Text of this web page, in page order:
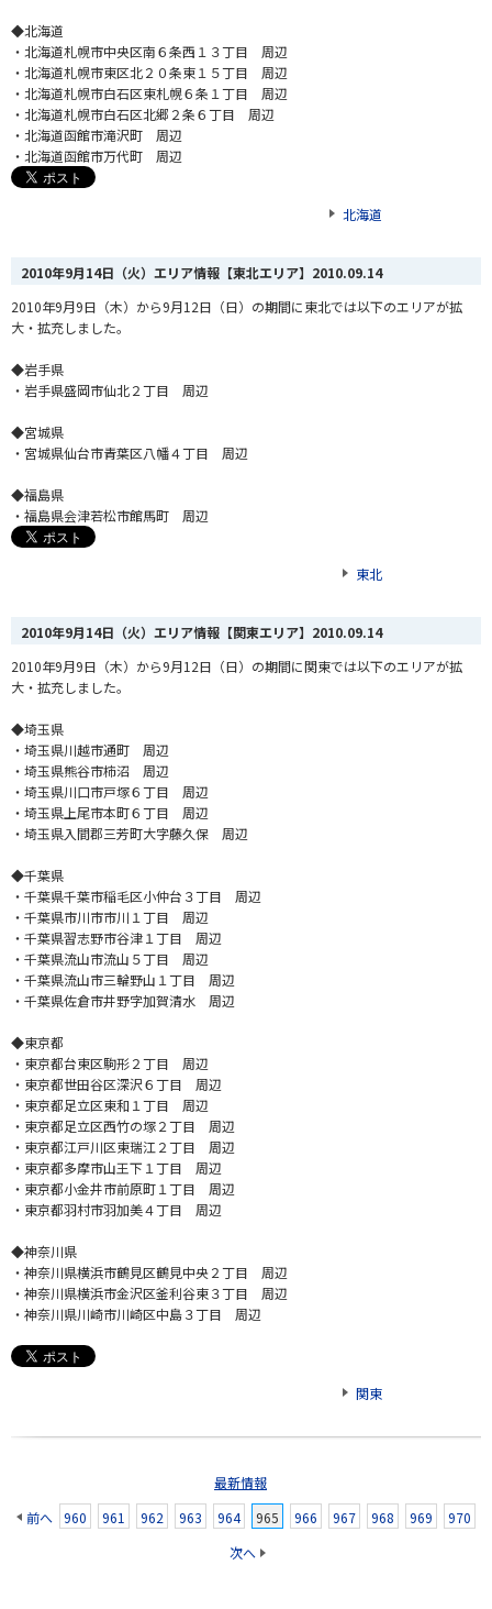
◆北海道
・北海道札幌市中央区南６条西１３丁目 周辺
・北海道札幌市東区北２０条東１５丁目 周辺
・北海道札幌市白石区東札幌６条１丁目 周辺
・北海道札幌市白石区北郷２条６丁目 周辺
・北海道函館市滝沢町 周辺
・北海道函館市万代町 周辺
北海道
2010年9月14日（火）エリア情報【東北エリア】 2010.09.14
2010年9月9日（木）から9月12日（日）の期間に東北では以下のエリアが拡
大・拡充しました。
◆岩手県
・岩手県盛岡市仙北２丁目 周辺
◆宮城県
・宮城県仙台市青葉区八幡４丁目 周辺
◆福島県
・福島県会津若松市館馬町 周辺
東北
2010年9月14日（火）エリア情報【関東エリア】 2010.09.14
2010年9月9日（木）から9月12日（日）の期間に関東では以下のエリアが拡
大・拡充しました。
◆埼玉県
・埼玉県川越市通町 周辺
・埼玉県熊谷市柿沼 周辺
・埼玉県川口市戸塚６丁目 周辺
・埼玉県上尾市本町６丁目 周辺
・埼玉県入間郡三芳町大字藤久保 周辺
◆千葉県
・千葉県千葉市稲毛区小仲台３丁目 周辺
・千葉県市川市市川１丁目 周辺
・千葉県習志野市谷津１丁目 周辺
・千葉県流山市流山５丁目 周辺
・千葉県流山市三輪野山１丁目 周辺
・千葉県佐倉市井野字加賀清水 周辺
◆東京都
・東京都台東区駒形２丁目 周辺
・東京都世田谷区深沢６丁目 周辺
・東京都足立区東和１丁目 周辺
・東京都足立区西竹の塚２丁目 周辺
・東京都江戸川区東瑞江２丁目 周辺
・東京都多摩市山王下１丁目 周辺
・東京都小金井市前原町１丁目 周辺
・東京都羽村市羽加美４丁目 周辺
◆神奈川県
・神奈川県横浜市鶴見区鶴見中央２丁目 周辺
・神奈川県横浜市金沢区釜利谷東３丁目 周辺
・神奈川県川崎市川崎区中島３丁目 周辺
関東
最新情報
前へ 960 961 962 963 964 965 966 967 968 969
970
次へ